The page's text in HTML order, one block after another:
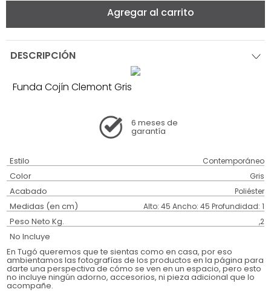
Agregar al carrito
DESCRIPCIÓN
Funda Cojín Clemont Gris
6 meses de
garantía
Estilo Contemporáneo
Color Gris
Acabado Poliéster
Medidas (en cm) Alto: 45 Ancho: 45 Profundidad: 1
Peso Neto Kg. ,2
No Incluye
En Tugó queremos que te sientas como en casa, por eso
ambientamos las fotografías de los productos en la página para
darte una perspectiva de cómo se ven en un espacio, pero esto
no incluye ningún adorno, accesorios, ni pieza adicional que lo
acompañe.